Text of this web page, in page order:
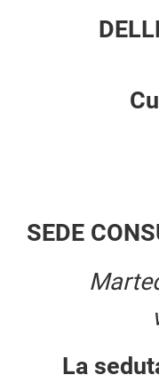
SEDE
La